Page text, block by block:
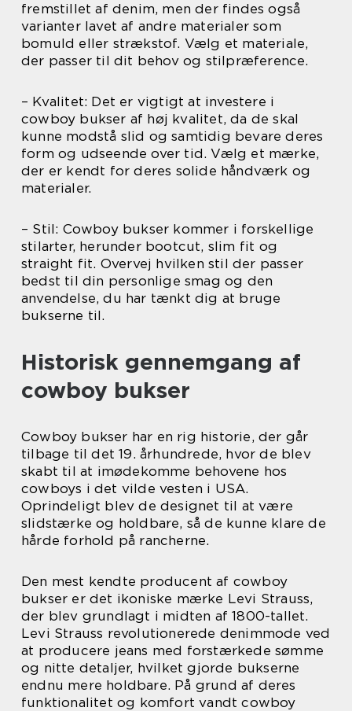
fremstillet af denim, men der findes også
varianter lavet af andre materialer som
bomuld eller strækstof. Vælg et materiale,
der passer til dit behov og stilpræference.
– Kvalitet: Det er vigtigt at investere i
cowboy bukser af høj kvalitet, da de skal
kunne modstå slid og samtidig bevare deres
form og udseende over tid. Vælg et mærke,
der er kendt for deres solide håndværk og
materialer.
– Stil: Cowboy bukser kommer i forskellige
stilarter, herunder bootcut, slim fit og
straight fit. Overvej hvilken stil der passer
bedst til din personlige smag og den
anvendelse, du har tænkt dig at bruge
bukserne til.
Historisk gennemgang af
cowboy bukser
Cowboy bukser har en rig historie, der går
tilbage til det 19. århundrede, hvor de blev
skabt til at imødekomme behovene hos
cowboys i det vilde vesten i USA.
Oprindeligt blev de designet til at være
slidstærke og holdbare, så de kunne klare de
hårde forhold på rancherne.
Den mest kendte producent af cowboy
bukser er det ikoniske mærke Levi Strauss,
der blev grundlagt i midten af 1800-tallet.
Levi Strauss revolutionerede denimmode ved
at producere jeans med forstærkede sømme
og nitte detaljer, hvilket gjorde bukserne
endnu mere holdbare. På grund af deres
funktionalitet og komfort vandt cowboy